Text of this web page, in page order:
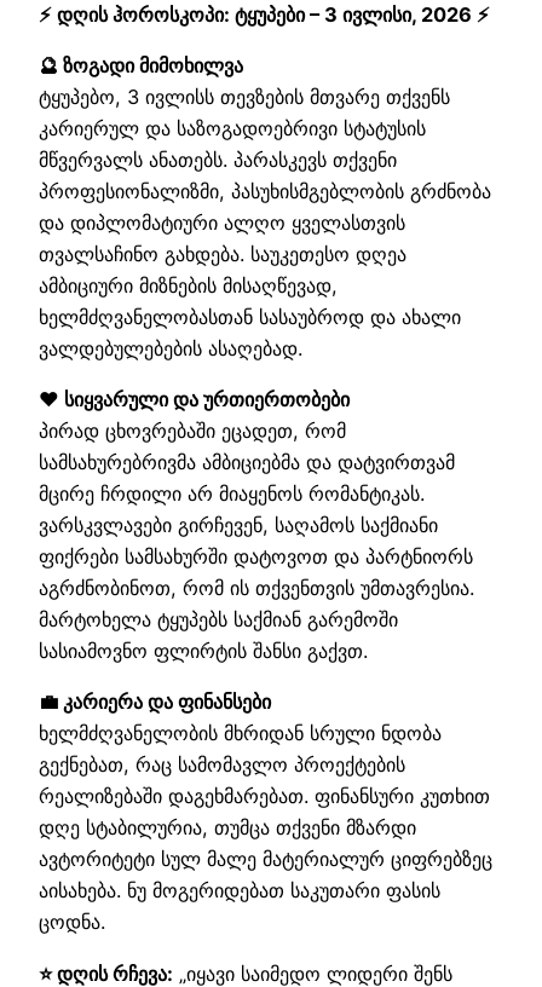
⚡ დღის ჰოროსკოპი: ტყუპები – 3 ივლისი, 2026 ⚡
🔮 ზოგადი მიმოხილვა
ტყუპებო, 3 ივლისს თევზების მთვარე თქვენს
კარიერულ და საზოგადოებრივი სტატუსის
მწვერვალს ანათებს. პარასკევს თქვენი
პროფესიონალიზმი, პასუხისმგებლობის გრძნობა
და დიპლომატიური ალღო ყველასთვის
თვალსაჩინო გახდება. საუკეთესო დღეა
ამბიციური მიზნების მისაღწევად,
ხელმძღვანელობასთან სასაუბროდ და ახალი
ვალდებულებების ასაღებად.
❤️ სიყვარული და ურთიერთობები
პირად ცხოვრებაში ეცადეთ, რომ
სამსახურებრივმა ამბიციებმა და დატვირთვამ
მცირე ჩრდილი არ მიაყენოს რომანტიკას.
ვარსკვლავები გირჩევენ, საღამოს საქმიანი
ფიქრები სამსახურში დატოვოთ და პარტნიორს
აგრძნობინოთ, რომ ის თქვენთვის უმთავრესია.
მარტოხელა ტყუპებს საქმიან გარემოში
სასიამოვნო ფლირტის შანსი გაქვთ.
💼 კარიერა და ფინანსები
ხელმძღვანელობის მხრიდან სრული ნდობა
გექნებათ, რაც სამომავლო პროექტების
რეალიზებაში დაგეხმარებათ. ფინანსური კუთხით
დღე სტაბილურია, თუმცა თქვენი მზარდი
ავტორიტეტი სულ მალე მატერიალურ ციფრებზეც
აისახება. ნუ მოგერიდებათ საკუთარი ფასის
ცოდნა.
⭐ დღის რჩევა: „იყავი საიმედო ლიდერი შენს